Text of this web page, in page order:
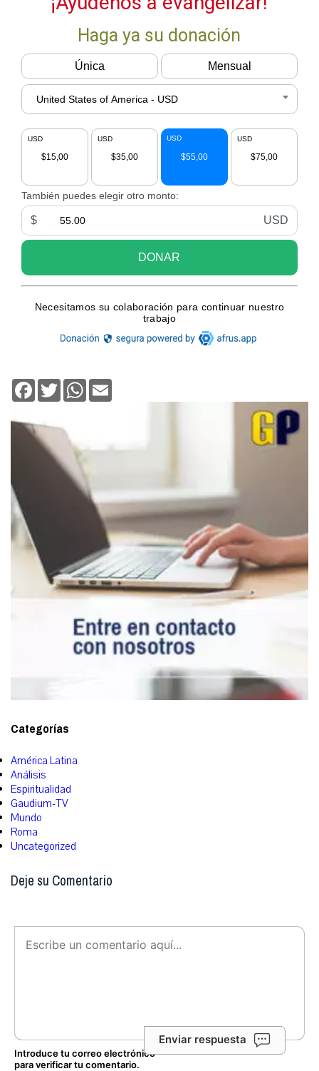
Facebook
TwitterWhatsApp
Categorías
América Latina
Análisis
Espiritualidad
Gaudium-TV
Mundo
Roma
Uncategorized
Deje su Comentario
Enviar respuesta
Introduce tu correo electrónico
para verificar tu comentario.